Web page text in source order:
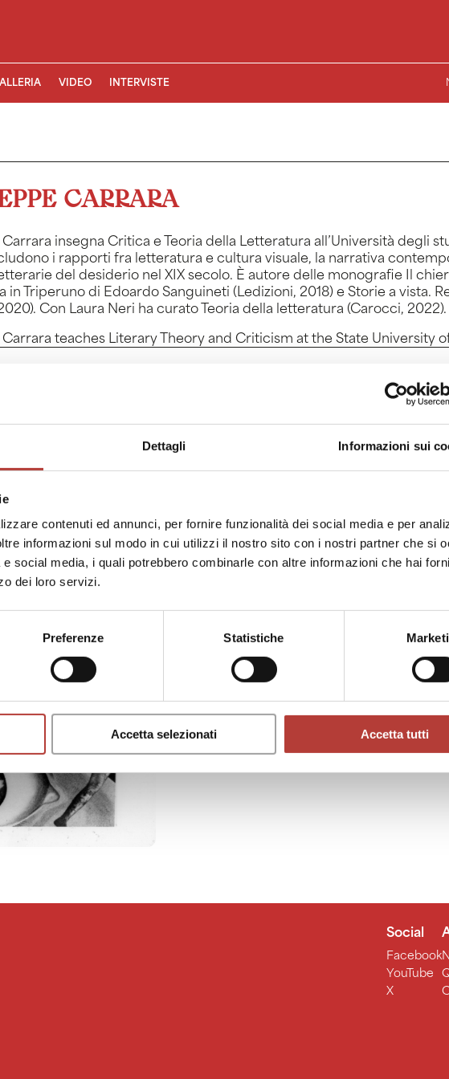
Dettagli Informazioni sui
contenuti ed annunci, per fornire funzionalità dei social media e per
informazioni sul modo in cui utilizzi il nostro sito con i nostri partner che si
social media, i quali potrebbero combinarle con altre informazioni che hai
dei loro servizi.
Preferenze Statistiche
Accetta selezionati Accetta tutti
VIDEO INTERVISTE
CARRARA
insegna Critica e Teoria della Letteratura all’Università degli
i rapporti fra letteratura e cultura visuale, la narrativa
del desiderio nel XIX secolo. È autore delle monografie Il
in Triperuno di Edoardo Sanguineti (Ledizioni, 2018) e Storie a vista.
Con Laura Neri ha curato Teoria della letteratura (Carocci, 2022).
teaches Literary Theory and Criticism at the State University
Poesia e ideologia in Triperuno di Edoardo Sanguineti (Ledizioni,
fototesto (Mimesis 2020). He co-edited with Laura Neri Teoria della
SAGGI
Cahun and Moore’s Aveux non
di Giuseppe Carrara
Social
Facebook
YouTube
X